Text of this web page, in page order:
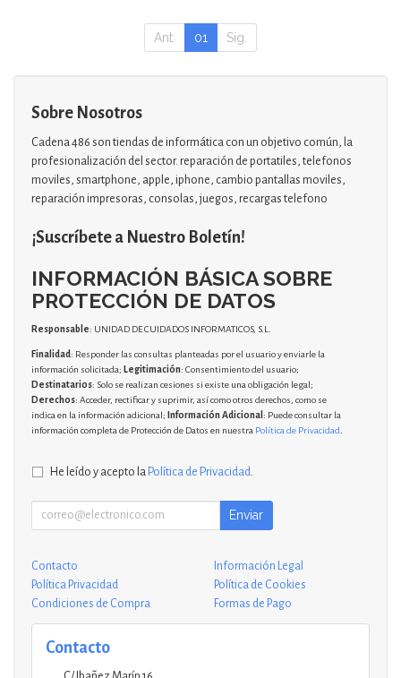
Ant. 01 Sig.
Sobre Nosotros
Cadena 486 son tiendas de informática con un objetivo común, la
profesionalización del sector. reparación de portatiles, telefonos
moviles, smartphone, apple, iphone, cambio pantallas moviles,
reparación impresoras, consolas, juegos, recargas telefono
¡Suscríbete a Nuestro Boletín!
INFORMACIÓN BÁSICA SOBRE
PROTECCIÓN DE DATOS
Responsable: UNIDAD DE CUIDADOS INFORMATICOS, S.L.
Finalidad: Responder las consultas planteadas por el usuario y enviarle la
información solicitada; Legitimación: Consentimiento del usuario;
Destinatarios: Solo se realizan cesiones si existe una obligación legal;
Derechos: Acceder, rectificar y suprimir, así como otros derechos, como se
indica en la información adicional; Información Adicional : Puede consultar la
información completa de Protección de Datos en nuestra Política de Privacidad
He leído y acepto la Política de Privacidad
Enviar
Contacto
Información Legal
Política Privacidad
Política de Cookies
Condiciones de Compra
Formas de Pago
Contacto